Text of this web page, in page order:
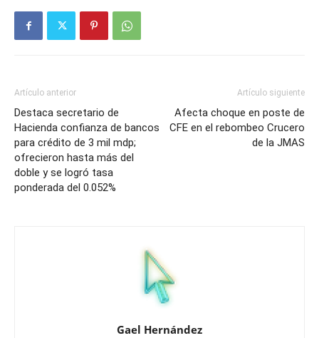
Artículo anterior
Destaca secretario de
Hacienda confianza de bancos
para crédito de 3 mil mdp;
ofrecieron hasta más del
doble y se logró tasa
ponderada del 0.052%
Artículo siguiente
Afecta choque en poste de
CFE en el rebombeo Crucero
de la JMAS
Gael Hernández